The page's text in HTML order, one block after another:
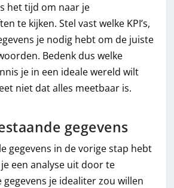
het tijd om naar je
te kijken. Stel vast welke KPI’s,
je nodig hebt om de juiste
Bedenk dus welke
je in een ideale wereld wilt
niet dat alles meetbaar is.
gegevens
gegevens in de vorige stap hebt
een analyse uit door te
gegevens je idealiter zou willen